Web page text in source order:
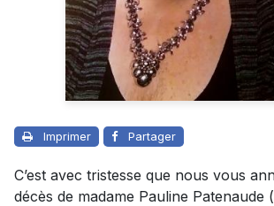
Imprimer Partager
C’est avec tristesse que nous vous
décès de madame Pauline Patenaude